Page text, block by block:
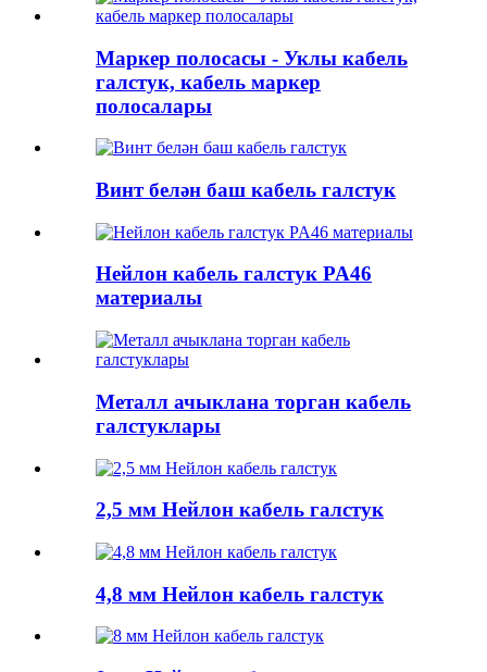
Маркер полосасы - Уклы кабель
галстук, кабель маркер
полосалары
Винт белән баш кабель галстук
Нейлон кабель галстук PA46
материалы
Металл ачыклана торган кабель
галстуклары
2,5 мм Нейлон кабель галстук
4,8 мм Нейлон кабель галстук